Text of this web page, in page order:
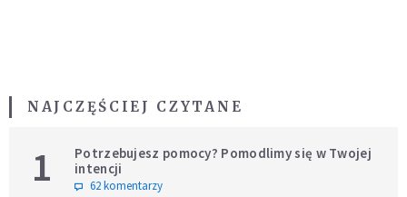
NAJCZĘŚCIEJ CZYTANE
1
Potrzebujesz pomocy? Pomodlimy się w Twojej
intencji
62 komentarzy